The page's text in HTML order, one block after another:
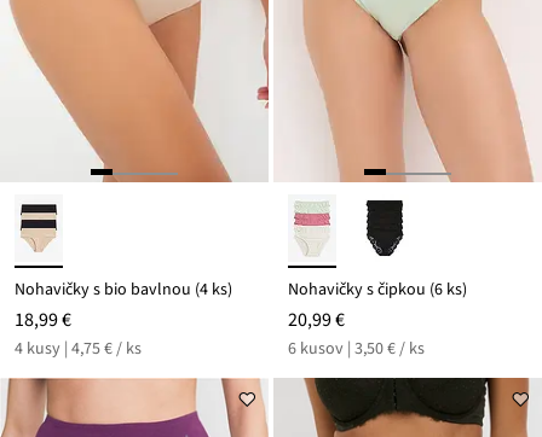
Nohavičky s bio bavlnou (4 ks)
18,99 €
4 kusy | 4,75 € / ks
Nohavičky s čipkou (6 ks)
20,99 €
6 kusov | 3,50 € / ks